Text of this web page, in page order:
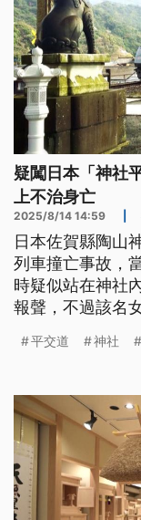
疑闖日本「神社
上不治身亡
2025/8/14 14:59
日本佐賀縣陶山
列車撞亡事故，
時疑似站在神社
報聲，不過該名
平交道 神社